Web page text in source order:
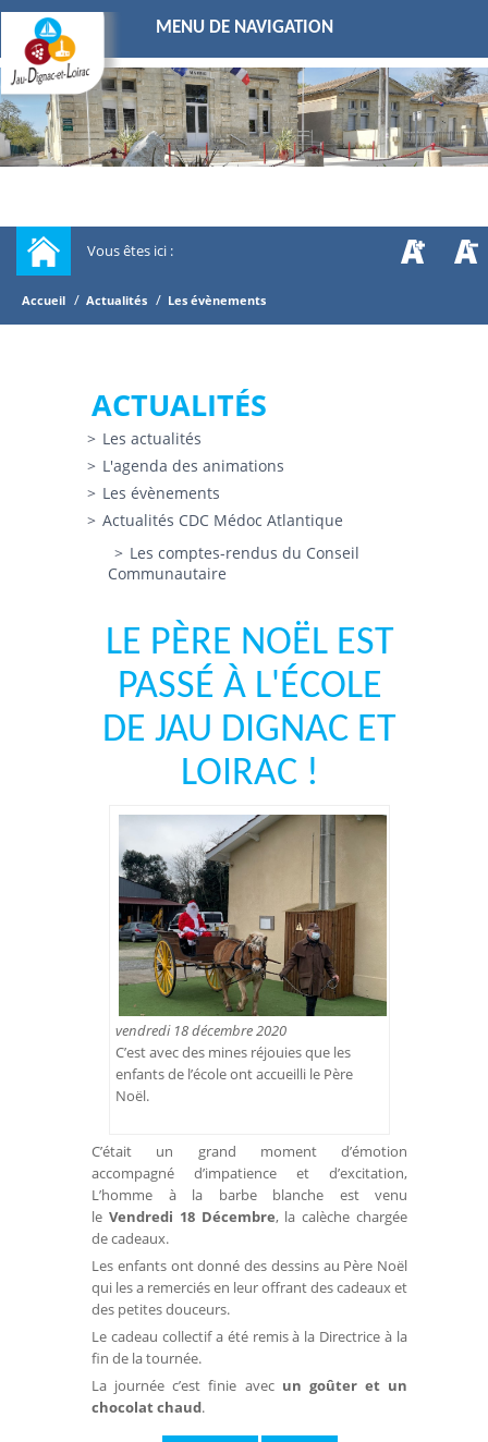
MENU DE NAVIGATION
Vous êtes ici :
Accueil / Actualités / Les évènements
ACTUALITÉS
Les actualités
L'agenda des animations
Les évènements
Actualités CDC Médoc Atlantique
Les comptes-rendus du Conseil
Communautaire
LE PÈRE NOËL EST
PASSÉ À L'ÉCOLE
DE JAU DIGNAC ET
LOIRAC !
vendredi 18 décembre 2020
C’est avec des mines réjouies que les
enfants de l’école ont accueilli le Père
Noël.
C’était un grand moment d’émotion
accompagné d’impatience et d’excitation,
L’homme à la barbe blanche est venu
le Vendredi 18 Décembre, la calèche chargée
de cadeaux.
Les enfants ont donné des dessins au Père Noël
qui les a remerciés en leur offrant des cadeaux et
des petites douceurs.
Le cadeau collectif a été remis à la Directrice à la
fin de la tournée.
La journée c’est finie avec un goûter et un
chocolat chaud.